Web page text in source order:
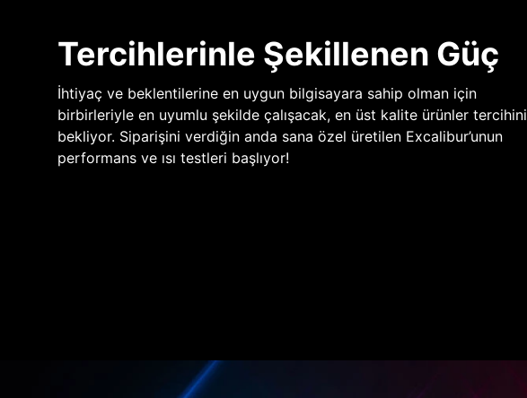
Tercihlerinle Şekillenen Güç
İhtiyaç ve beklentilerine en uygun bilgisayara sahip olman için
birbirleriyle en uyumlu şekilde çalışacak, en üst kalite ürünler tercihini
bekliyor. Siparişini verdiğin anda sana özel üretilen Excalibur’unun
performans ve ısı testleri başlıyor!